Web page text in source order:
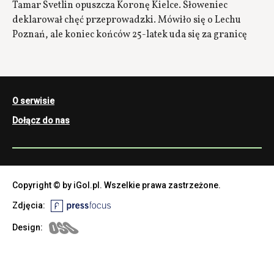
Tamar Svetlin opuszcza Koronę Kielce. Słoweniec
deklarował chęć przeprowadzki. Mówiło się o Lechu
Poznań, ale koniec końców 25-latek uda się za granicę
O serwisie
Dołącz do nas
Copyright © by iGol.pl. Wszelkie prawa zastrzeżone.
Zdjęcia:
Design: